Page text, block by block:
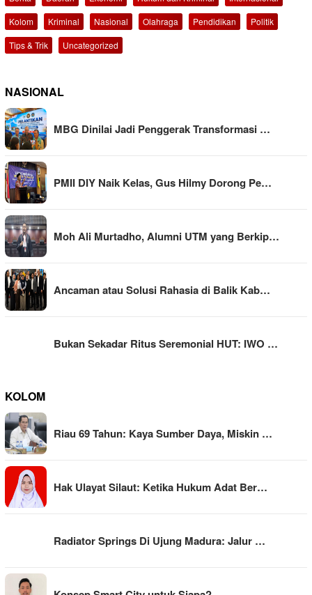
Kolom
Kriminal Nasional Olahraga Pendidikan
Politik
Tips & Trik
Uncategorized
NASIONAL
MBG Dinilai Jadi Penggerak Transformasi …
PMII DIY Naik Kelas, Gus Hilmy Dorong Pe…
Moh Ali Murtadho, Alumni UTM yang Berkip…
Ancaman atau Solusi Rahasia di Balik Kab…
Bukan Sekadar Ritus Seremonial HUT: IWO …
KOLOM
Riau 69 Tahun: Kaya Sumber Daya, Miskin …
Hak Ulayat Silaut: Ketika Hukum Adat Ber…
Radiator Springs Di Ujung Madura: Jalur …